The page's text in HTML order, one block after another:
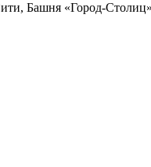
Башня «Город-